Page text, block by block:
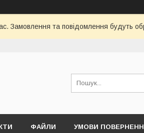
Замовлення та повідомлення будуть
ФАЙЛИ УМОВИ